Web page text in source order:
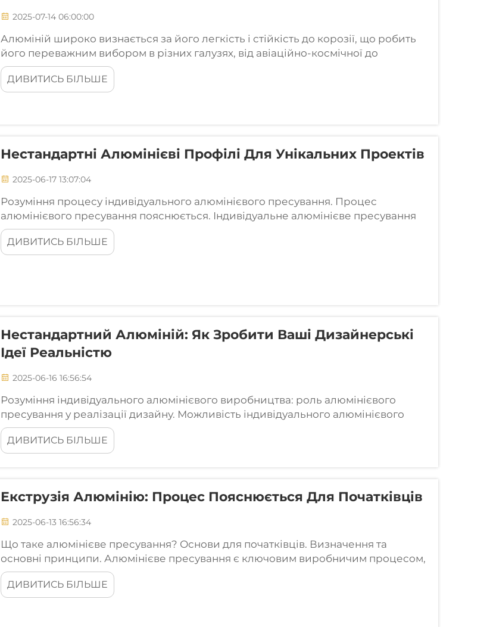
2025-07-14 06:00:00
Алюміній широко визнається за його легкість і стійкість до корозії, що робить
його переважним вибором в різних галузях, від авіаційно-космічної до
автомобільної. Однак, для подальшого підвищення його довговічності та
ефективності, були розроблені інноваційні методи обробки поверхні...
ДИВИТИСЬ БІЛЬШЕ
Нестандартні Алюмінієві Профілі Для Унікальних Проектів
2025-06-17 13:07:04
Розуміння процесу індивідуального алюмінієвого пресування. Процес
алюмінієвого пресування пояснюється. Індивідуальне алюмінієве пресування
полягає в тому, що беруться цільні алюмінієві злитки та формуються в
найрізноманітніші складні форми за допомогою тепла та тиску. Перше, що...
ДИВИТИСЬ БІЛЬШЕ
Нестандартний Алюміній: Як Зробити Ваші Дизайнерські
Ідеї Реальністю
2025-06-16 16:56:54
Розуміння індивідуального алюмінієвого виробництва: роль алюмінієвого
пресування у реалізації дизайну. Можливість індивідуального алюмінієвого
виробництва здійснюється завдяки алюмінієвому пресуванню, яке дозволяє
формувати складні форми та розміри, точно адаптовані до конкретних потреб...
ДИВИТИСЬ БІЛЬШЕ
Екструзія Алюмінію: Процес Пояснюється Для Початківців
2025-06-13 16:56:34
Що таке алюмінієве пресування? Основи для початківців. Визначення та
основні принципи. Алюмінієве пресування є ключовим виробничим процесом,
при якому заготівлі алюмінієвого сплаву примусово протікають через
спеціально виготовлену матрицю для отримання бажаного профілю...
ДИВИТИСЬ БІЛЬШЕ